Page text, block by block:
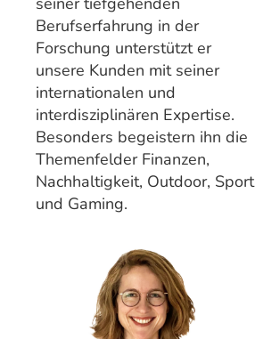
Berufserfahrung in der
Forschung unterstützt er
unsere Kunden mit seiner
internationalen und
interdisziplinären Expertise.
Besonders begeistern ihn die
Themenfelder Finanzen,
Nachhaltigkeit, Outdoor, Sport
und Gaming.